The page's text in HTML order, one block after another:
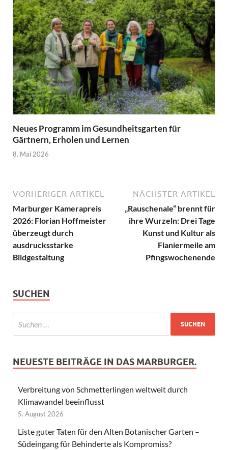
Neues Programm im Gesundheitsgarten für
Gärtnern, Erholen und Lernen
8. Mai 2026
VORHERIGER ARTIKEL
Marburger Kamerapreis
2026: Florian Hoffmeister
überzeugt durch
ausdrucksstarke
Bildgestaltung
NÄCHSTER ARTIKEL
„Rauschenale“ brennt für
ihre Wurzeln: Drei Tage
Kunst und Kultur als
Flaniermeile am
Pfingswochenende
SUCHEN
NEUESTE BEITRÄGE IN DAS MARBURGER.
Verbreitung von Schmetterlingen weltweit durch
Klimawandel beeinflusst
5. August 2026
Liste guter Taten für den Alten Botanischer Garten –
Südeingang für Behinderte als Kompromiss?